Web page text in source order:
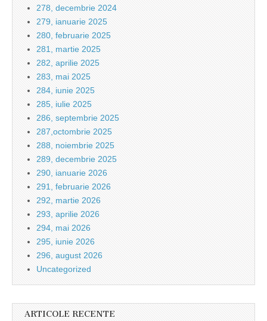
278, decembrie 2024
279, ianuarie 2025
280, februarie 2025
281, martie 2025
282, aprilie 2025
283, mai 2025
284, iunie 2025
285, iulie 2025
286, septembrie 2025
287,octombrie 2025
288, noiembrie 2025
289, decembrie 2025
290, ianuarie 2026
291, februarie 2026
292, martie 2026
293, aprilie 2026
294, mai 2026
295, iunie 2026
296, august 2026
Uncategorized
ARTICOLE RECENTE